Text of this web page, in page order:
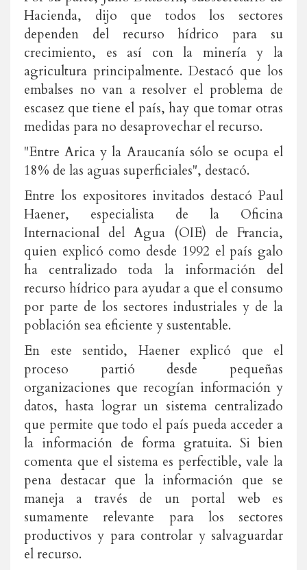
Hacienda, dijo que todos los sectores
dependen del recurso hídrico para su
crecimiento, es así con la minería y la
agricultura principalmente. Destacó que los
embalses no van a resolver el problema de
escasez que tiene el país, hay que tomar otras
medidas para no desaprovechar el recurso.
"Entre Arica y la Araucanía sólo se ocupa el
18% de las aguas superficiales", destacó.
Entre los expositores invitados destacó Paul
Haener, especialista de la Oficina
Internacional del Agua (OIE) de Francia,
quien explicó como desde 1992 el país galo
ha centralizado toda la información del
recurso hídrico para ayudar a que el consumo
por parte de los sectores industriales y de la
población sea eficiente y sustentable.
En este sentido, Haener explicó que el
proceso partió desde pequeñas
organizaciones que recogían información y
datos, hasta lograr un sistema centralizado
que permite que todo el país pueda acceder a
la información de forma gratuita. Si bien
comenta que el sistema es perfectible, vale la
pena destacar que la información que se
maneja a través de un portal web es
sumamente relevante para los sectores
productivos y para controlar y salvaguardar
el recurso.